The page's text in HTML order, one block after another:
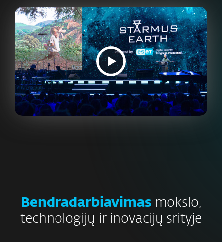
Bendradarbiavimas mokslo,
technologijų ir inovacijų srityje